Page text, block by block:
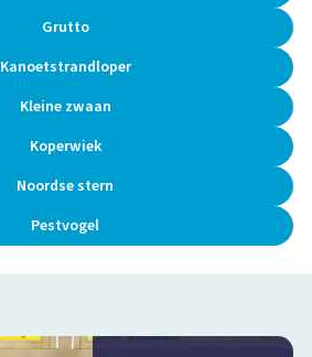
Grutto
Kanoetstrandloper
Kleine zwaan
Koperwiek
Noordse stern
Pestvogel